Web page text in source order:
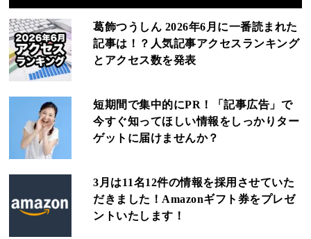
葛飾つうしん 2026年6月に一番読まれた
記事は！？人気記事アクセスランキング
とアクセス数を発表
短期間で集中的にPR！「記事広告」で
今すぐ知ってほしい情報をしっかりター
ゲットに届けませんか？
3月は11名12件の情報を採用させていた
だきました！Amazonギフト券をプレゼ
ントいたします！